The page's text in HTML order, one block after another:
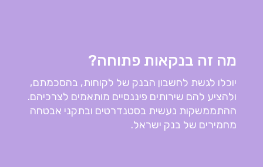
מה זה בנקאות פתוחה?
יוכלו לגשת לחשבון הבנק של לקוחות, בהסכמתם,
ולהציע להם שירותים פיננסיים מותאמים לצרכיהם.
ההתממשקות נעשית בסטנדרטים ובתקני אבטחה
מחמירים של בנק ישראל.